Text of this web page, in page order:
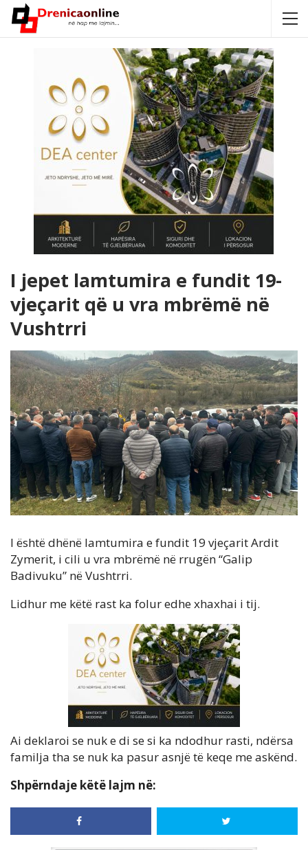
I jepet lamtumira e fundit 19-
vjeçarit që u vra mbrëmë në
Vushtrri
I është dhënë lamtumira e fundit 19 vjeçarit Ardit
Zymerit, i cili u vra mbrëmë në rrugën “Galip
Badivuku” në Vushtrri.
Lidhur me këtë rast ka folur edhe xhaxhai i tij.
Ai deklaroi se nuk e di se si ka ndodhur rasti, ndërsa
familja tha se nuk ka pasur asnjë të keqe me askënd.
Shpërndaje këtë lajm në: